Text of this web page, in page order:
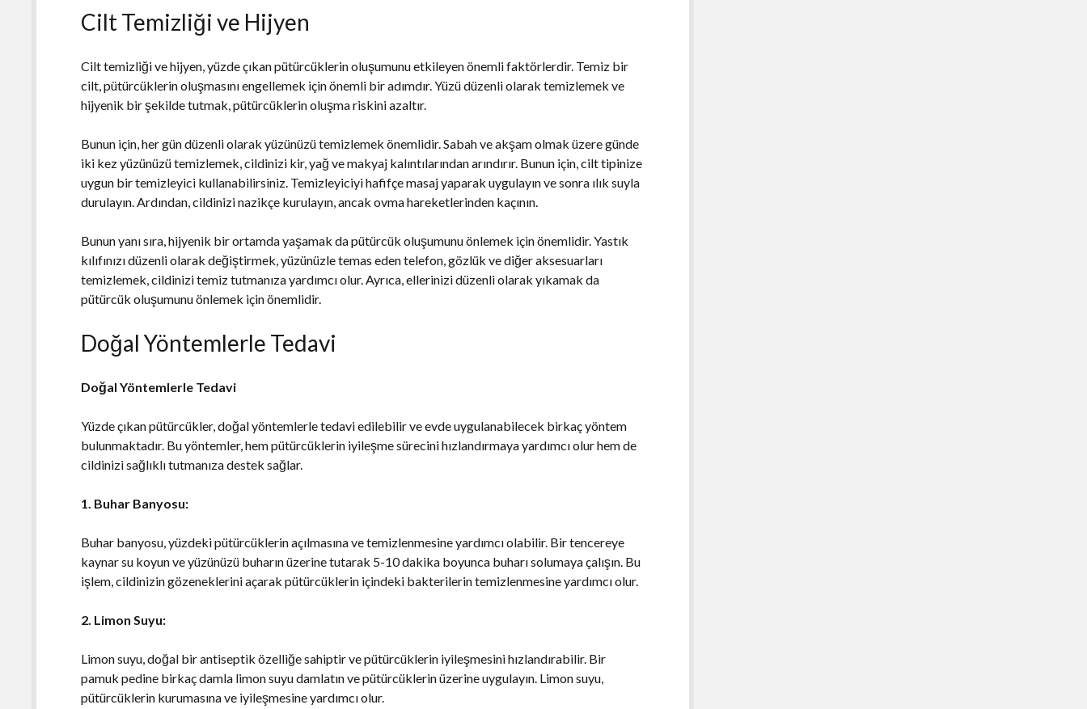
Cilt Temizliği ve Hijyen
Cilt temizliği ve hijyen, yüzde çıkan pütürcüklerin oluşumunu etkileyen önemli faktörlerdir. Temiz bir
cilt, pütürcüklerin oluşmasını engellemek için önemli bir adımdır. Yüzü düzenli olarak temizlemek ve
hijyenik bir şekilde tutmak, pütürcüklerin oluşma riskini azaltır.
Bunun için, her gün düzenli olarak yüzünüzü temizlemek önemlidir. Sabah ve akşam olmak üzere günde
iki kez yüzünüzü temizlemek, cildinizi kir, yağ ve makyaj kalıntılarından arındırır. Bunun için, cilt tipinize
uygun bir temizleyici kullanabilirsiniz. Temizleyiciyi hafifçe masaj yaparak uygulayın ve sonra ılık suyla
durulayın. Ardından, cildinizi nazikçe kurulayın, ancak ovma hareketlerinden kaçının.
Bunun yanı sıra, hijyenik bir ortamda yaşamak da pütürcük oluşumunu önlemek için önemlidir. Yastık
kılıfınızı düzenli olarak değiştirmek, yüzünüzle temas eden telefon, gözlük ve diğer aksesuarları
temizlemek, cildinizi temiz tutmanıza yardımcı olur. Ayrıca, ellerinizi düzenli olarak yıkamak da
pütürcük oluşumunu önlemek için önemlidir.
Doğal Yöntemlerle Tedavi
Doğal Yöntemlerle Tedavi
Yüzde çıkan pütürcükler, doğal yöntemlerle tedavi edilebilir ve evde uygulanabilecek birkaç yöntem
bulunmaktadır. Bu yöntemler, hem pütürcüklerin iyileşme sürecini hızlandırmaya yardımcı olur hem de
cildinizi sağlıklı tutmanıza destek sağlar.
1. Buhar Banyosu:
Buhar banyosu, yüzdeki pütürcüklerin açılmasına ve temizlenmesine yardımcı olabilir. Bir tencereye
kaynar su koyun ve yüzünüzü buharın üzerine tutarak 5-10 dakika boyunca buharı solumaya çalışın. Bu
işlem, cildinizin gözeneklerini açarak pütürcüklerin içindeki bakterilerin temizlenmesine yardımcı olur.
2. Limon Suyu:
Limon suyu, doğal bir antiseptik özelliğe sahiptir ve pütürcüklerin iyileşmesini hızlandırabilir. Bir
pamuk pedine birkaç damla limon suyu damlatın ve pütürcüklerin üzerine uygulayın. Limon suyu,
pütürcüklerin kurumasına ve iyileşmesine yardımcı olur.